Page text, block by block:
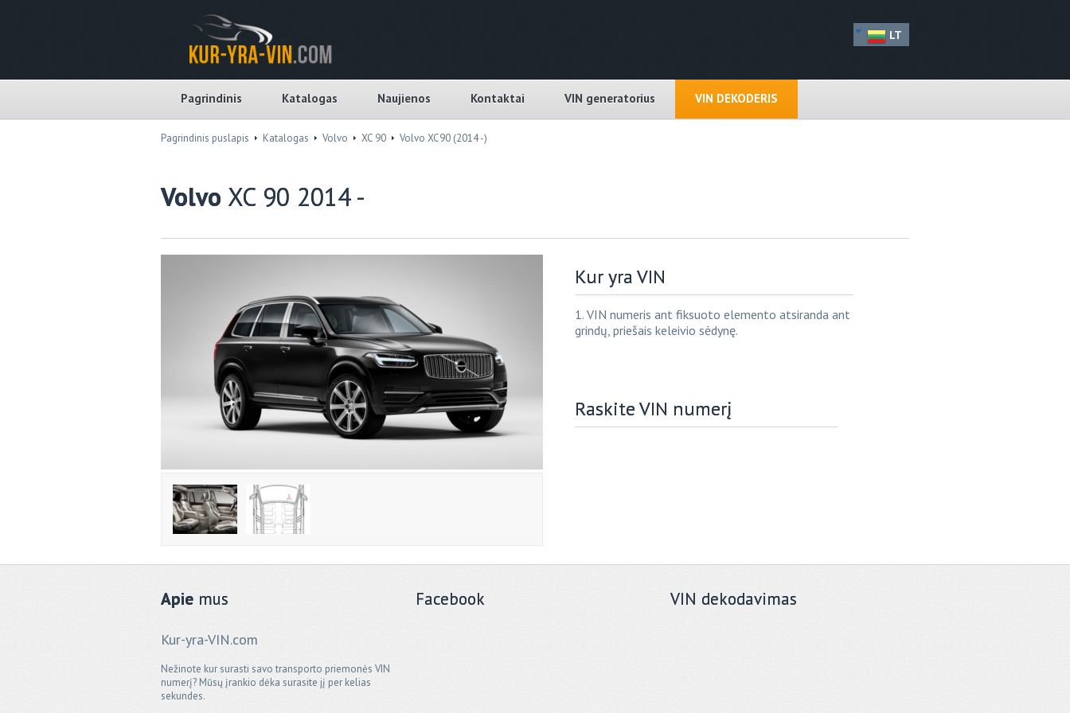
LT
Pagrindinis Katalogas Naujienos Kontaktai VIN generatorius VIN DEKODERIS
Pagrindinis puslapis Katalogas Volvo XC 90 Volvo XC90 (2014 -)
Volvo XC 90 2014 -
Kur yra VIN
1. VIN numeris ant fiksuoto elemento atsiranda ant
grindų, priešais keleivio sėdynę.
Raskite VIN numerį
Apie mus
Kur-yra-VIN.com
Nežinote kur surasti savo transporto priemonės VIN
numerį? Mūsų įrankio dėka surasite jį per kelias
sekundes.
Facebook VIN dekodavimas